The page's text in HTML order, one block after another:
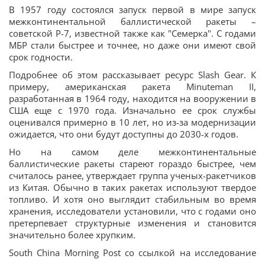
В 1957 году состоялся запуск первой в мире запуск
межконтинентальной баллистической ракеты –
советской Р-7, известной также как "Семерка". С годами
МБР стали быстрее и точнее, но даже они имеют свой
срок годности.
Подробнее об этом рассказывает ресурс Slash Gear. К
примеру, американская ракета Minuteman II,
разработанная в 1964 году, находится на вооружении в
США еще с 1970 года. Изначально ее срок службы
оценивался примерно в 10 лет, но из-за модернизации
ожидается, что они будут доступны до 2030-х годов.
Но на самом деле межконтинентальные
баллистические ракеты стареют гораздо быстрее, чем
считалось ранее, утверждает группа ученых-ракетчиков
из Китая. Обычно в таких ракетах используют твердое
топливо. И хотя оно выглядит стабильным во время
хранения, исследователи установили, что с годами оно
претерпевает структурные изменения и становится
значительно более хрупким.
South China Morning Post со ссылкой на исследование